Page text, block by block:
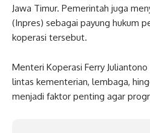
Jawa Timur. Pemerintah juga
(Inpres) sebagai payung hukum
koperasi tersebut.
Menteri Koperasi Ferry
lintas kementerian, lembaga,
menjadi faktor penting agar